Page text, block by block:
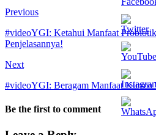
Previous
#videoYGI: Ketahui Manfaat
Penjelasannya!
Next
#videoYGI: Beragam Manfaat Kurma
Be the first to comment